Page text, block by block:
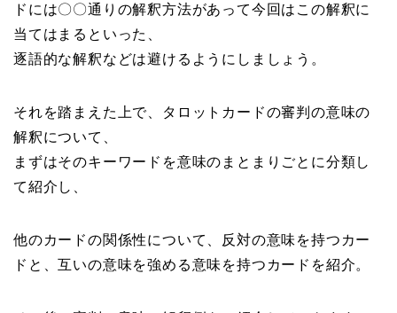
ドには〇〇通りの解釈方法があって今回はこの解釈に
当てはまるといった、
逐語的な解釈などは避けるようにしましょう。
それを踏まえた上で、タロットカードの審判の意味の
解釈について、
まずはそのキーワードを意味のまとまりごとに分類し
て紹介し、
他のカードの関係性について、反対の意味を持つカー
ドと、互いの意味を強める意味を持つカードを紹介。